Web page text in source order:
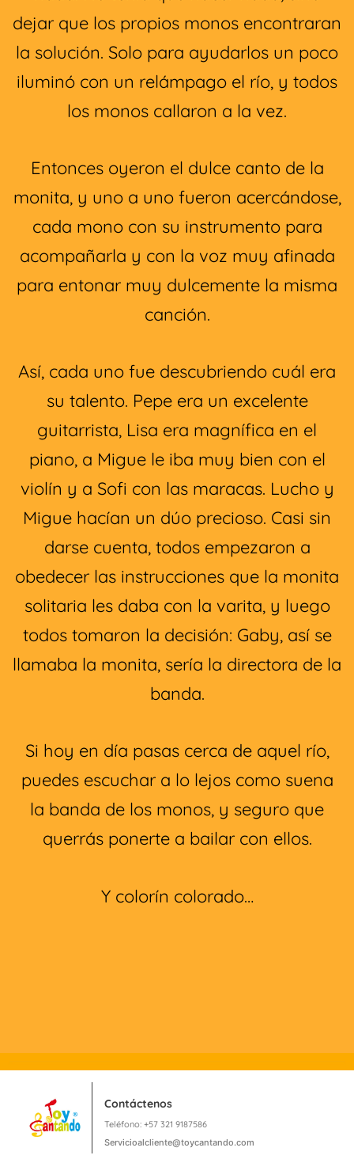
dejar que los propios monos encontraran
la solución. Solo para ayudarlos un poco
iluminó con un relámpago el río, y todos
los monos callaron a la vez.
Entonces oyeron el dulce canto de la
monita, y uno a uno fueron acercándose,
cada mono con su instrumento para
acompañarla y con la voz muy afinada
para entonar muy dulcemente la misma
canción.
Así, cada uno fue descubriendo cuál era
su talento. Pepe era un excelente
guitarrista, Lisa era magnífica en el
piano, a Migue le iba muy bien con el
violín y a Sofi con las maracas. Lucho y
Migue hacían un dúo precioso. Casi sin
darse cuenta, todos empezaron a
obedecer las instrucciones que la monita
solitaria les daba con la varita, y luego
todos tomaron la decisión: Gaby, así se
llamaba la monita, sería la directora de la
banda.
Si hoy en día pasas cerca de aquel río,
puedes escuchar a lo lejos como suena
la banda de los monos, y seguro que
querrás ponerte a bailar con ellos.
Y colorín colorado…
Contáctenos
Teléfono: +57 321 9187586
Servicioalcliente@toycantando.com